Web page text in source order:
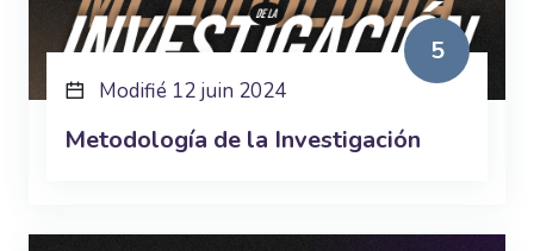
Modifié 12 juin 2024
Metodología de la Investigación
5